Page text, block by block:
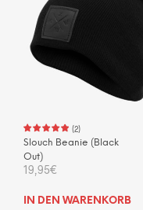
(2)
Slouch Beanie (Black
Out)
19,95€
IN DEN WARENKORB